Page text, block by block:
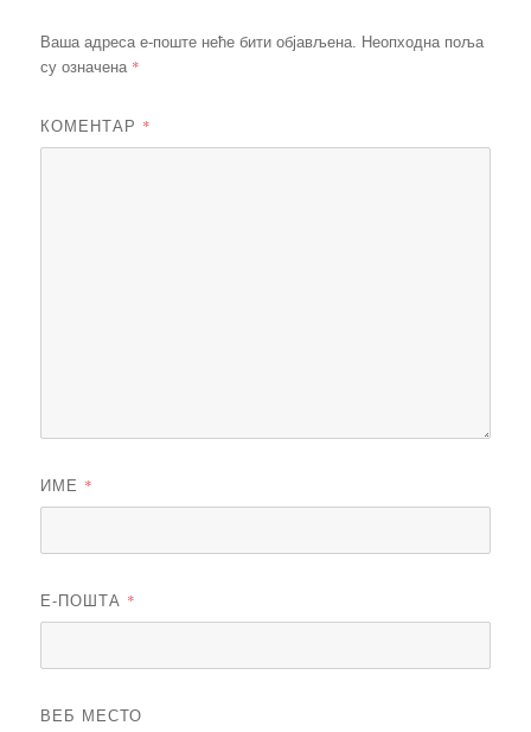
Ваша адреса е-поште неће бити објављена. Неопходна поља
су означена *
КОМЕНТАР *
ИМЕ *
Е-ПОШТА *
ВЕБ МЕСТО